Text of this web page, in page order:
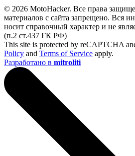
© 2026 MotoHacker. Все права
материалов с сайта запрещено. Вся
носит справочный характер и не
(п.2 ст.437 ГК РФ)
This site is protected by reCAPTCHA
Policy and Terms of Service apply.
Разработано в mitroliti